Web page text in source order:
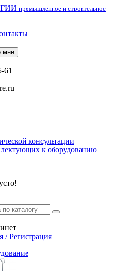
промышленное и строительное
мне
61
консультации
к оборудованию
/ Регистрация